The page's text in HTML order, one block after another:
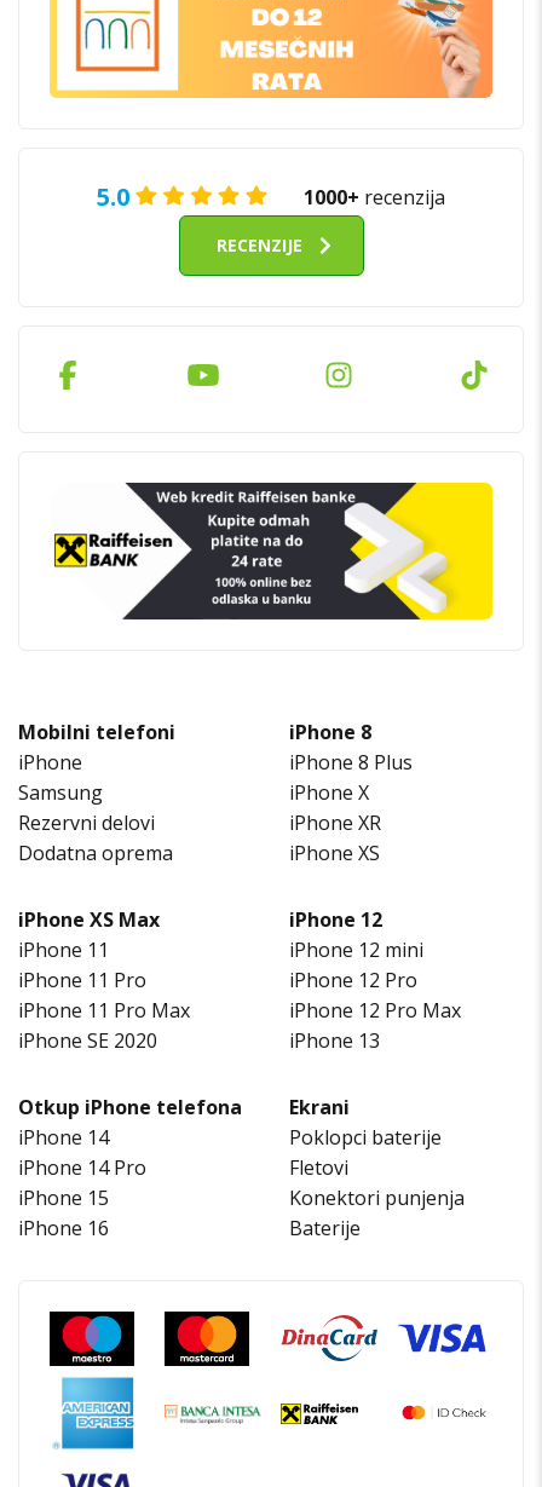
5.0 1000+ recenzija
RECENZIJE
Mobilni telefoni
iPhone
Samsung
Rezervni delovi
Dodatna oprema
iPhone 8
iPhone 8 Plus
iPhone X
iPhone XR
iPhone XS
iPhone XS Max
iPhone 11
iPhone 11 Pro
iPhone 11 Pro Max
iPhone SE 2020
iPhone 12
iPhone 12 mini
iPhone 12 Pro
iPhone 12 Pro Max
iPhone 13
Otkup iPhone telefona
iPhone 14
iPhone 14 Pro
iPhone 15
iPhone 16
Ekrani
Poklopci baterije
Fletovi
Konektori punjenja
Baterije